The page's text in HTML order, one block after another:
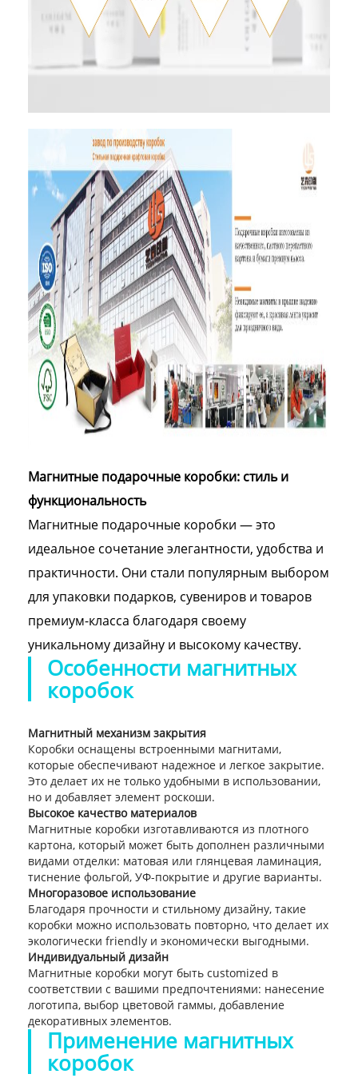
Магнитные подарочные коробки: стиль и
функциональность
Магнитные подарочные коробки — это
идеальное сочетание элегантности, удобства и
практичности. Они стали популярным выбором
для упаковки подарков, сувениров и товаров
премиум-класса благодаря своему
уникальному дизайну и высокому качеству.
Особенности магнитных
коробок
Магнитный механизм закрытия
Коробки оснащены встроенными магнитами,
которые обеспечивают надежное и легкое закрытие.
Это делает их не только удобными в использовании,
но и добавляет элемент роскоши.
Высокое качество материалов
Магнитные коробки изготавливаются из плотного
картона, который может быть дополнен различными
видами отделки: матовая или глянцевая ламинация,
тиснение фольгой, УФ-покрытие и другие варианты.
Многоразовое использование
Благодаря прочности и стильному дизайну, такие
коробки можно использовать повторно, что делает их
экологически friendly и экономически выгодными.
Индивидуальный дизайн
Магнитные коробки могут быть customized в
соответствии с вашими предпочтениями: нанесение
логотипа, выбор цветовой гаммы, добавление
декоративных элементов.
Применение магнитных
коробок